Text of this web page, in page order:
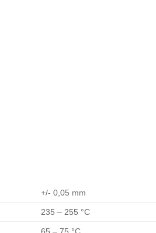
+/- 0,05 mm
235 – 255 °C